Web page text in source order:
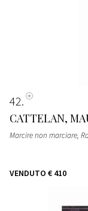
42
CATTELAN,
Marcire non marciare,
VENDUTO € 410